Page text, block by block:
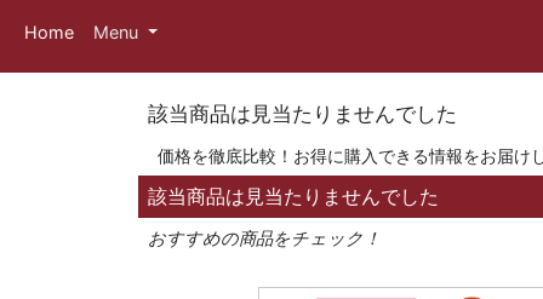
Home Menu
該当商品は見当たりませんでした
価格を徹底比較！お得に購入できる情報をお届け
該当商品は見当たりませんでした
おすすめの商品をチェック！